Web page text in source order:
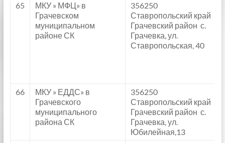
65
МКУ » МФЦ» в
Грачевском
муниципальном
районе СК
356250
Ставропольский край
Грачевский район с.
Грачевка, ул.
Ставропольская, 40
66
МКУ » ЕДДС» в
Грачевского
муниципального
района СК
356250
Ставропольский край
Грачевский район с.
Грачевка, ул.
Юбилейная,13